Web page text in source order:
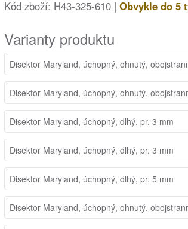
Kód zboží: H43-325-610 | Obvykle do 5
Varianty produktu
Disektor Maryland, úchopný, ohnutý,
Disektor Maryland, úchopný, ohnutý,
Disektor Maryland, úchopný, dlhý, pr. 3 mm
Disektor Maryland, úchopný, dlhý, pr. 3 mm
Disektor Maryland, úchopný, dlhý, pr. 5 mm
Disektor Maryland, úchopný, ohnutý,